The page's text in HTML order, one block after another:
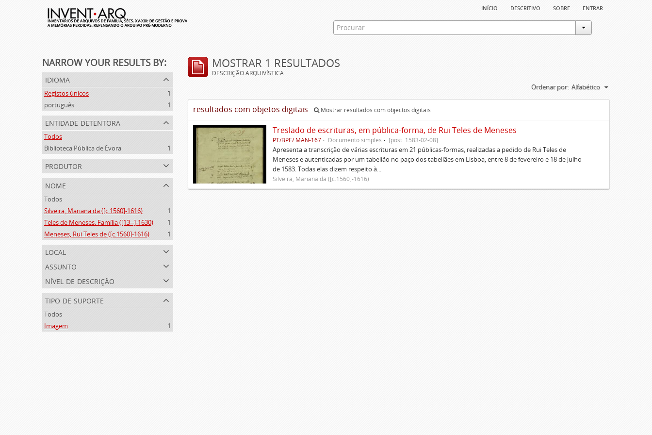
início descritivo sobre entrar
NARROW YOUR RESULTS BY:
idioma
Registos únicos
1
português
1
entidade detentora
Todos
Biblioteca Pública de Évora
1
produtor
nome
Todos
Silveira, Mariana da ([c.1560]-1616)
1
Teles de Meneses. Família ([13--]-1630)
1
Meneses, Rui Teles de ([c.1560]-1616)
1
local
assunto
nível de descrição
tipo de suporte
Todos
Imagem
1
MOSTRAR 1 RESULTADOS
DESCRIÇÃO ARQUIVÍSTICA
Ordenar por: Alfabético
resultados com objetos digitais Mostrar resultados com objectos digitais
Treslado de escrituras, em pública-forma, de Rui Teles de Meneses
PT/BPE/ MAN-167 Documento simples [post. 1583-02-08]
Apresenta a transcrição de várias escrituras em 21 públicas-formas, realizadas a pedido de Rui Teles de
Meneses e autenticadas por um tabelião no paço dos tabeliães em Lisboa, entre 8 de fevereiro e 18 de julho
de 1583. Todas elas dizem respeito à...
Silveira, Mariana da ([c.1560]-1616)